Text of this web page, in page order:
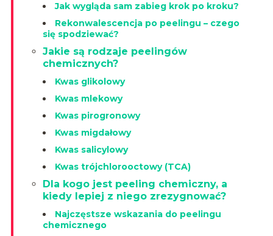
Jak wygląda sam zabieg krok po kroku?
Rekonwalescencja po peelingu – czego
się spodziewać?
Jakie są rodzaje peelingów
chemicznych?
Kwas glikolowy
Kwas mlekowy
Kwas pirogronowy
Kwas migdałowy
Kwas salicylowy
Kwas trójchlorooctowy (TCA)
Dla kogo jest peeling chemiczny, a
kiedy lepiej z niego zrezygnować?
Najczęstsze wskazania do peelingu
chemicznego